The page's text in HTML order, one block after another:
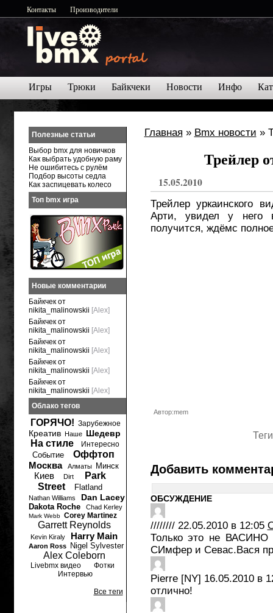
Контакты Производители
Игры Трюки Байкчеки Новости Инфо
Главная » Bmx новости »
Трейлер
15.05.2010
Трейлер уркаинского
Арти, увидел у него
получится, ждёмс
Автор:mem
Добавить
ОБСУЖДЕНИЕ
//////// 22.05.2010 в 12:05
Только это не
СИмфер и Севас.Вася
Pierre [NY] 16.05.2010 в
отлично!
Полезные статьи
Выбор bmx для новичков
Как выбрать удобную раму
Не ошибитесь с рулём
Подбор высоты седла
Как заспицевать колесо
Топ bmx игра
Новые комментарии
Байкчек от
nikita_malinowskii [Alex]
Байкчек от
nikita_malinowskii [Alex]
Байкчек от
nikita_malinowskii [Alex]
Байкчек от
nikita_malinowskii [Alex]
Байкчек от
nikita_malinowskii [Alex]
Облако тегов
ГОРЯЧО! Зарубежное
Креатив Наше Шедевр
На стиле Интересно
Событие
Оффтоп
Москва
Алматы Минск
Киев Dirt
Park
Street
Flatland
Nathan Williams Dan Lacey
Dakota Roche Chad Kerley
Mark Webb Corey Martinez
Garrett Reynolds
Kevin Kiraly Harry Main
Aaron Ross Nigel Sylvester
Alex Coleborn
Livebmx видео
Фотки
Интервью
Все теги